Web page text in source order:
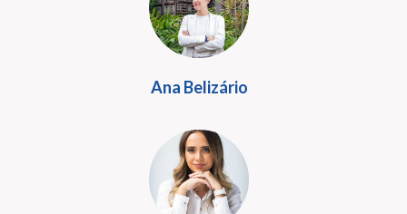
Ana Belizário